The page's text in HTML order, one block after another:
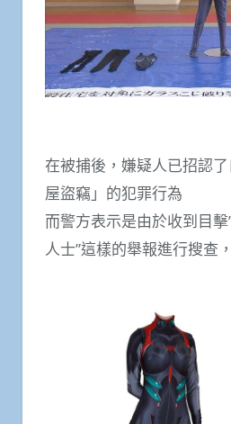
在被捕後，嫌疑人已招認
屋盜竊」的犯罪行為
而警方表示是由於收到目
人士”這樣的舉報進行搜查